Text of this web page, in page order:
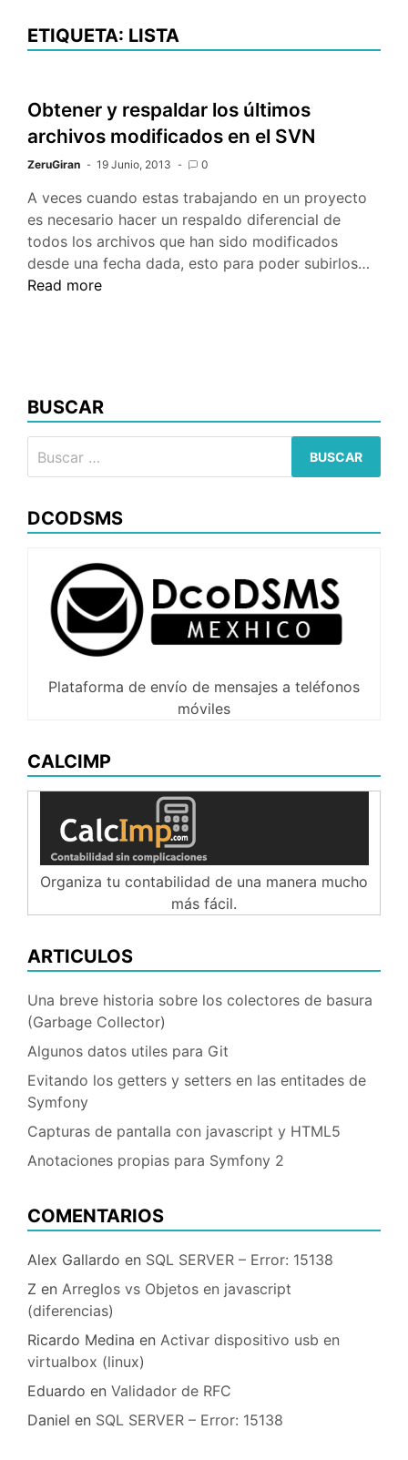
ETIQUETA: LISTA
Obtener y respaldar los últimos
archivos modificados en el SVN
ZeruGiran 19 Junio, 2013 0
A veces cuando estas trabajando en un proyecto
es necesario hacer un respaldo diferencial de
todos los archivos que han sido modificados
desde una fecha dada, esto para poder subirlos…
el
Read more
BUSCAR
DCODSMS
Plataforma de envío de mensajes a teléfonos
móviles
CALCIMP
Organiza tu contabilidad de una manera mucho
más fácil.
ARTICULOS
Una breve historia sobre los colectores de basura
(Garbage Collector)
Algunos datos utiles para Git
Evitando los getters y setters en las entitades de
Symfony
Capturas de pantalla con javascript y HTML5
Anotaciones propias para Symfony 2
COMENTARIOS
Alex Gallardo en SQL SERVER – Error: 15138
Z en Arreglos vs Objetos en javascript
(diferencias)
Ricardo Medina en Activar dispositivo usb en
virtualbox (linux)
Eduardo en Validador de RFC
Daniel en SQL SERVER – Error: 15138